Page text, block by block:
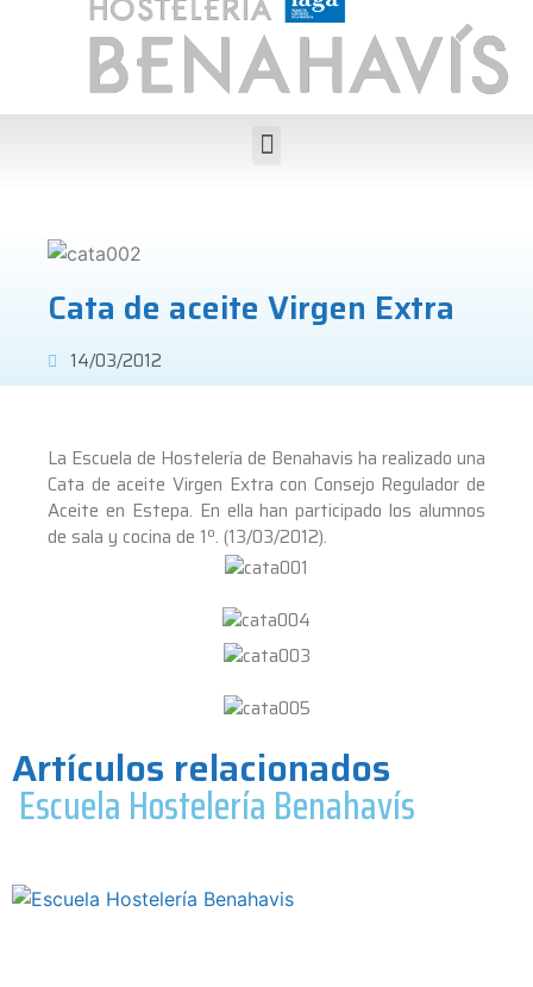
Cata de aceite Virgen Extra
14/03/2012
La Escuela de Hostelería de Benahavis ha realizado una
Cata de aceite Virgen Extra con Consejo Regulador de
Aceite en Estepa. En ella han participado los alumnos
de sala y cocina de 1º. (13/03/2012).
Artículos relacionados
Escuela Hostelería Benahavís